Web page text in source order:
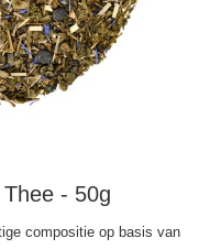
- 50g
compositie op basis van